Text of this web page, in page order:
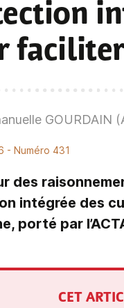
GOURDAIN
- Numéro 431
des
intégrée des
porté par
CET